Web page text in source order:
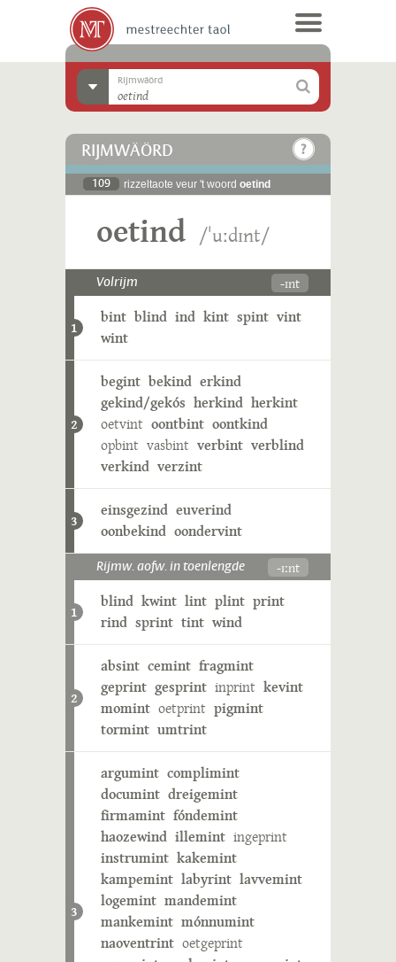
Rijmwäörd
RIJMWÄÖRD
109 rizzeltaote veur 't woord oetind
oetind /ˈuːdɪnt/
Volrijm -ɪnt
1
bint blind ind kint spint vint
wint
2
begint bekind erkind
gekind/gekós herkind herkint
oetvint oontbint oontkind
opbint vasbint verbint verblind
verkind verzint
3
einsgezind euverind
oonbekind oondervint
Rijmw. aofw. in toenlengde -ɪːnt
1
blind kwint lint plint print
rind sprint tint wind
2
absint cemint fragmint
geprint gesprint inprint kevint
momint oetprint pigmint
tormint umtrint
3
argumint complimint
documint dreigemint
firmamint fóndemint
haozewind illemint ingeprint
instrumint kakemint
kampemint labyrint lavvemint
logemint mandemint
mankemint mónnumint
naoventrint oetgeprint